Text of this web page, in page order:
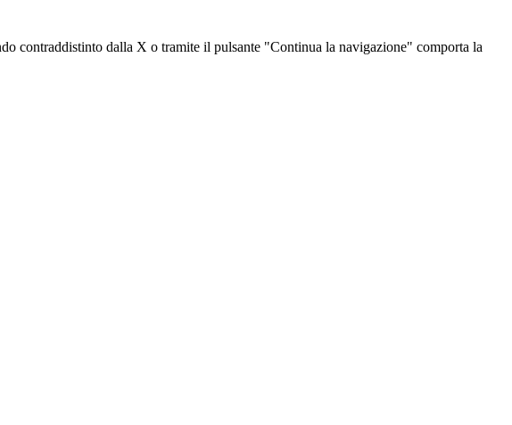
contraddistinto dalla X o tramite il pulsante "Continua la navigazione" comporta la